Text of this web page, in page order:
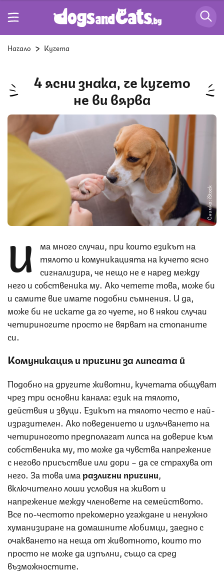
Начало Кучета
4 ясни знака, че кучето
не ви вярва
Снимка: iStock
И
ма много случаи, при които езикът на
тялото и комуникацията на кучето ясно
сигнализира, че нещо не е наред между
него и собственика му. Ако четете това, може би
и самите вие имате подобни съмнения. И да,
може би не искате да го чуете, но в някои случаи
четириногите просто не вярват на стопаните
си.
Комуникация и причини за липсата й
Подобно на другите животни, кучетата общуват
чрез три основни канала: език на тялото,
действия и звуци. Езикът на тялото често е най-
изразителен. Ако поведението и излъчването на
четириногото предполагат липса на доверие към
собственика му, то може да чувства напрежение
с негово присъствие или дори – да се страхува от
него. За това има различни причини
включително лоши условия на живот и
напрежение между членовете на семейството.
Все по-честото прекомерно угаждане и ненужно
хуманизиране на домашните любимци, заедно с
очакването на неща от животното, които то
просто не може да изпълни, също са сред
възможностите.